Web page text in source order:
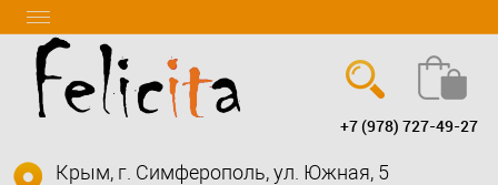
+7 (978) 727-49-27
Крым, г. Симферополь, ул. Южная, 5